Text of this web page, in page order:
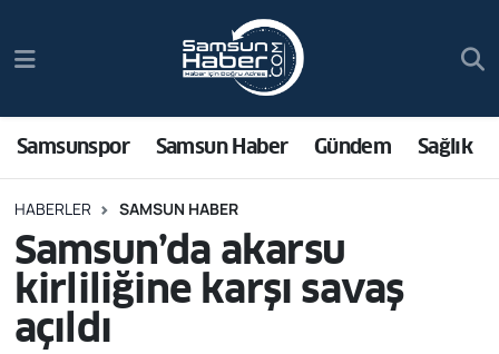
Samsunspor Samsun Haber Gündem Sağlık
HABERLER SAMSUN HABER
Samsun’da akarsu
kirliliğine karşı savaş
açıldı
Samsun Haber
Sağlık
Asayiş
Bilim ve Teknoloji
Trafik Durumu
Süper Lig Puan Durumu ve Fikstür
Tüm Manşetler
Son Dakika Haberleri